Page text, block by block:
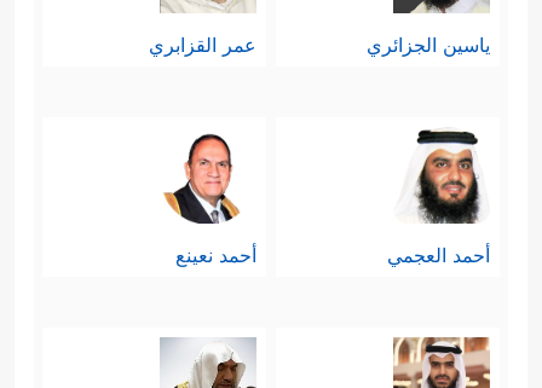
ياسين الجزائري عمر القزابري
أحمد العجمي أحمد نعينع